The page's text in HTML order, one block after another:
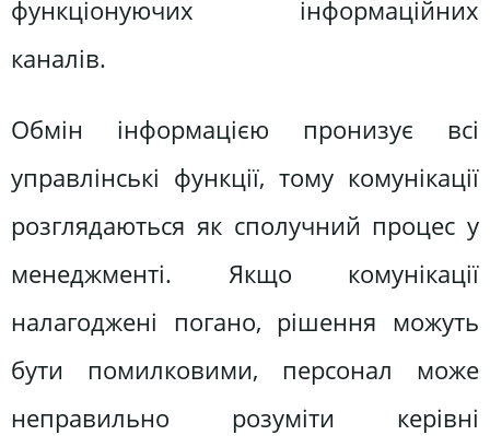
функціонуючих інформаційних
каналів.
Обмін інформацією пронизує всі
управлінські функції, тому комунікації
розглядаються як сполучний процес у
менеджменті. Якщо комунікації
налагоджені погано, рішення можуть
бути помилковими, персонал може
неправильно розуміти керівні